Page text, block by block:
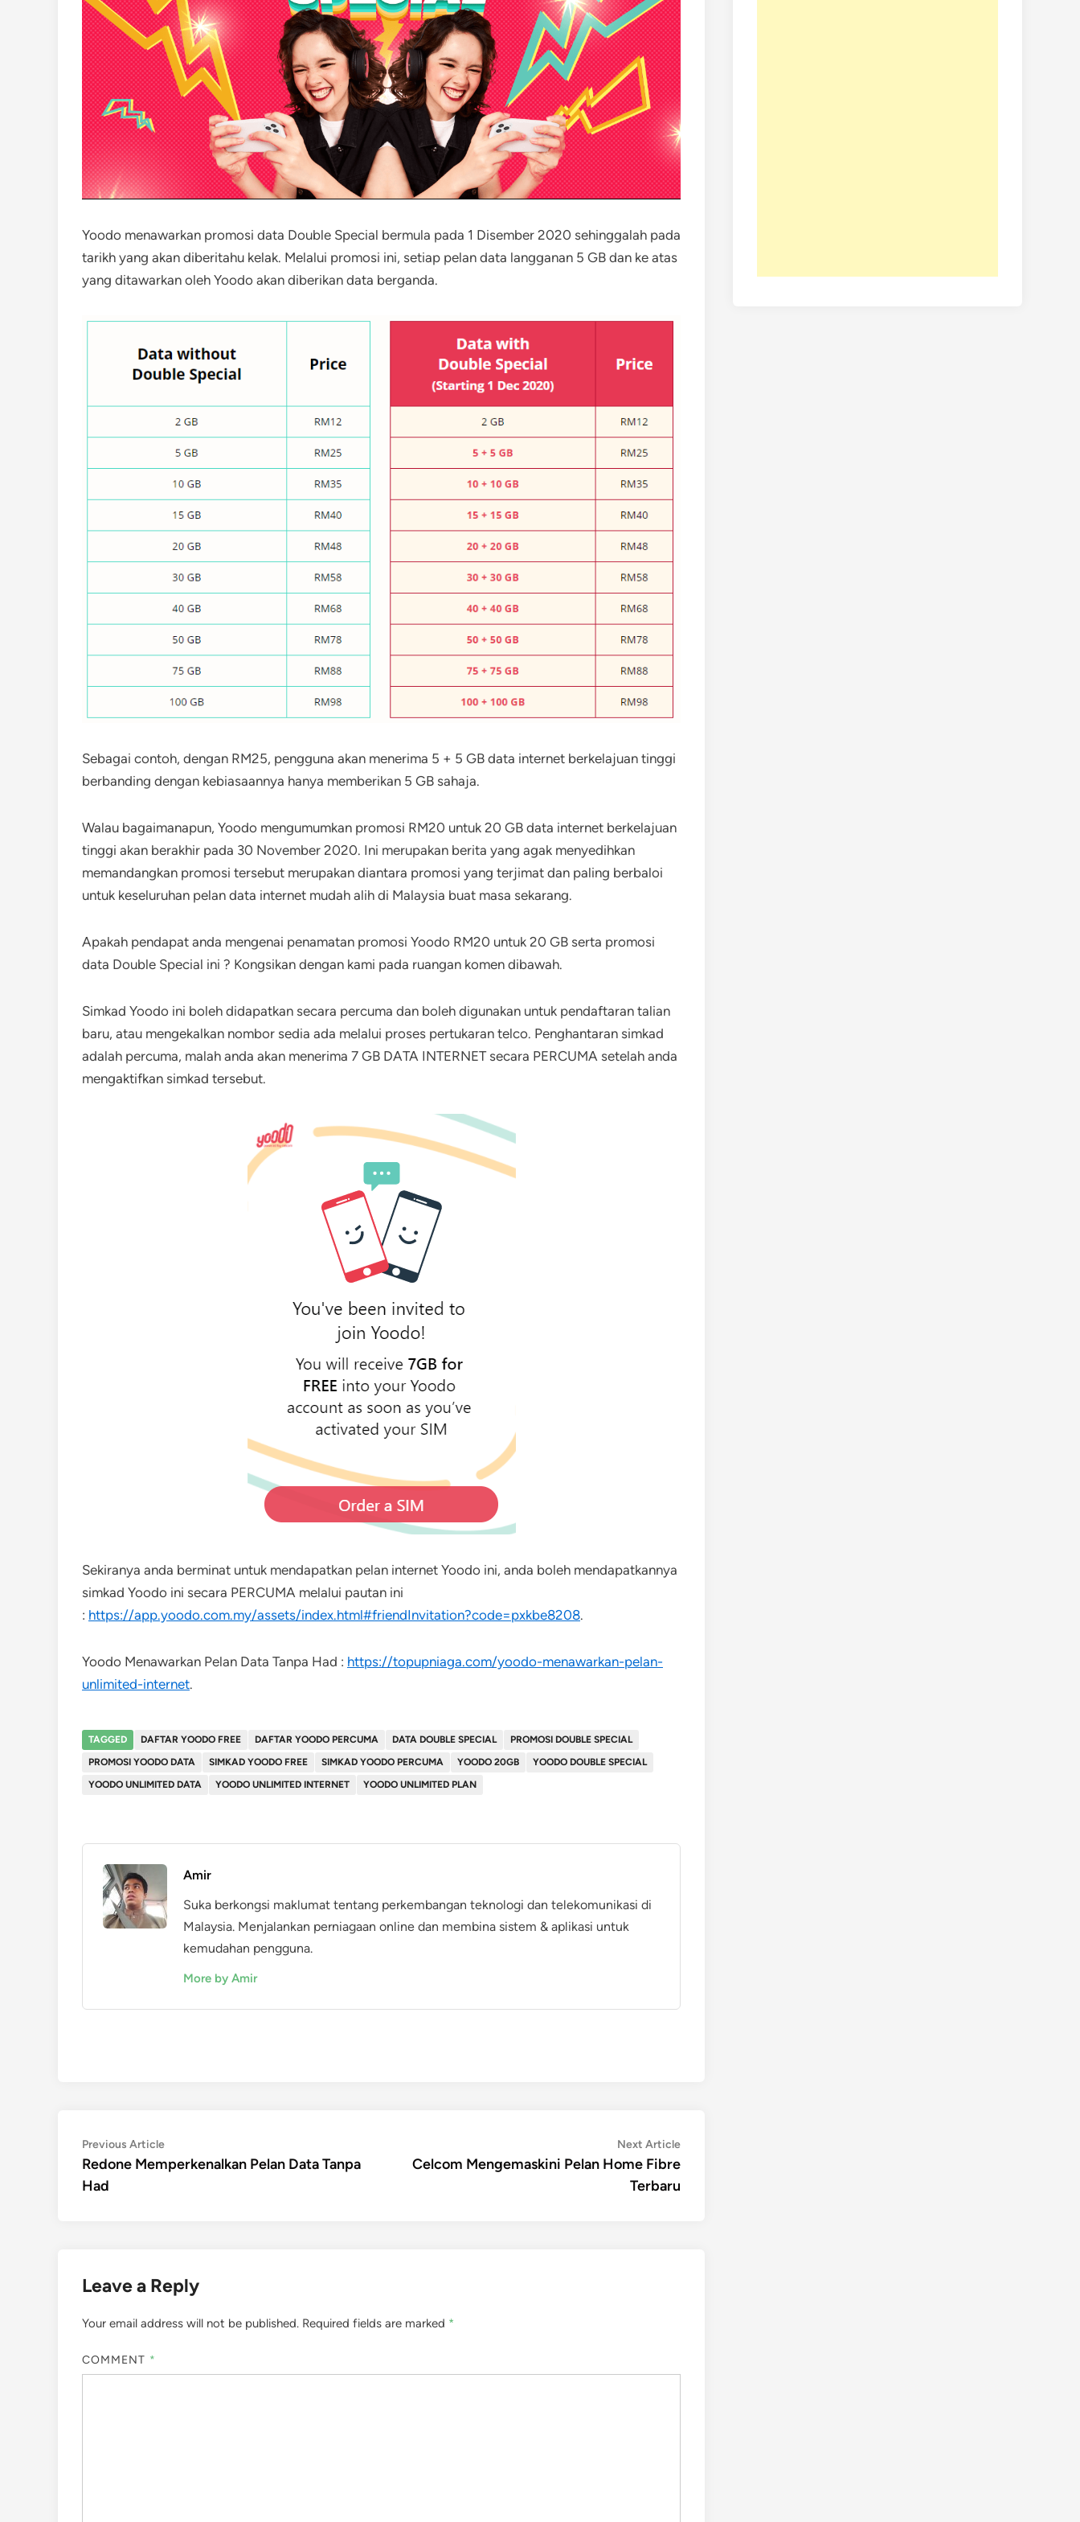
Yoodo menawarkan promosi data Double Special bermula pada 1 Disember 2020 sehinggalah pada
tarikh yang akan diberitahu kelak. Melalui promosi ini, setiap pelan data langganan 5 GB dan ke atas
yang ditawarkan oleh Yoodo akan diberikan data berganda.
Sebagai contoh, dengan RM25, pengguna akan menerima 5 + 5 GB data internet berkelajuan tinggi
berbanding dengan kebiasaannya hanya memberikan 5 GB sahaja.
Walau bagaimanapun, Yoodo mengumumkan promosi RM20 untuk 20 GB data internet berkelajuan
tinggi akan berakhir pada 30 November 2020. Ini merupakan berita yang agak menyedihkan
memandangkan promosi tersebut merupakan diantara promosi yang terjimat dan paling berbaloi
untuk keseluruhan pelan data internet mudah alih di Malaysia buat masa sekarang.
Apakah pendapat anda mengenai penamatan promosi Yoodo RM20 untuk 20 GB serta promosi
data Double Special ini ? Kongsikan dengan kami pada ruangan komen dibawah.
Simkad Yoodo ini boleh didapatkan secara percuma dan boleh digunakan untuk pendaftaran talian
baru, atau mengekalkan nombor sedia ada melalui proses pertukaran telco. Penghantaran simkad
adalah percuma, malah anda akan menerima 7 GB DATA INTERNET secara PERCUMA setelah anda
mengaktifkan simkad tersebut.
Sekiranya anda berminat untuk mendapatkan pelan internet Yoodo ini, anda boleh mendapatkannya
simkad Yoodo ini secara PERCUMA melalui pautan ini
: https://app.yoodo.com.my/assets/index.html#friendInvitation?code=pxkbe8208.
Yoodo Menawarkan Pelan Data Tanpa Had : https://topupniaga.com/yoodo-menawarkan-pelan-
unlimited-internet.
TAGGED DAFTAR YOODO FREE DAFTAR YOODO PERCUMA DATA DOUBLE SPECIAL
PROMOSI DOUBLE SPECIAL
PROMOSI YOODO DATA
SIMKAD YOODO FREE SIMKAD YOODO PERCUMA YOODO 20GB
YOODO DOUBLE SPECIAL
YOODO UNLIMITED DATA
YOODO UNLIMITED INTERNET YOODO UNLIMITED PLAN
Amir
Suka berkongsi maklumat tentang perkembangan teknologi dan telekomunikasi di
Malaysia. Menjalankan perniagaan online dan membina sistem & aplikasi untuk
kemudahan pengguna.
More by Amir
Post
navigation
Previous ArticlePrevious
article:
Redone Memperkenalkan Pelan Data Tanpa
Had
Next ArticleNext
article:
Celcom Mengemaskini Pelan Home Fibre
Terbaru
Leave a Reply
Your email address will not be published. Required fields are marked *
COMMENT *